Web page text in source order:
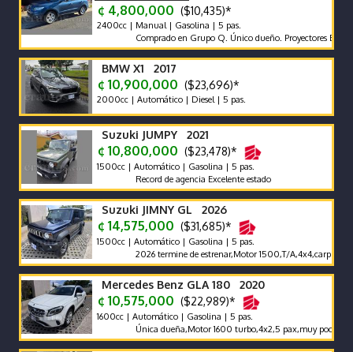
¢ 4,800,000 ($10,435)*
2400cc | Manual | Gasolina | 5 pas.
Comprado en Grupo Q. Único dueño. Proyectores Biled.
BMW X1 2017
¢ 10,900,000 ($23,696)*
2000cc | Automático | Diesel | 5 pas.
Suzuki JUMPY 2021
¢ 10,800,000 ($23,478)*
1500cc | Automático | Gasolina | 5 pas.
Record de agencia Excelente estado
Suzuki JIMNY GL 2026
¢ 14,575,000 ($31,685)*
1500cc | Automático | Gasolina | 5 pas.
2026 termine de estrenar,Motor 1500,T/
Mercedes Benz GLA 180 2020
¢ 10,575,000 ($22,989)*
1600cc | Automático | Gasolina | 5 pas.
Única dueña,Motor 1600 turbo,4x2,5 pax,muy poco km